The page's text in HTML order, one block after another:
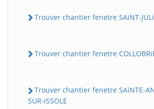
Trouver chantier fenetre SAiNT-
Trouver chantier fenetre
Trouver chantier fenetre SAiNTE-
SUR-iSSOLE